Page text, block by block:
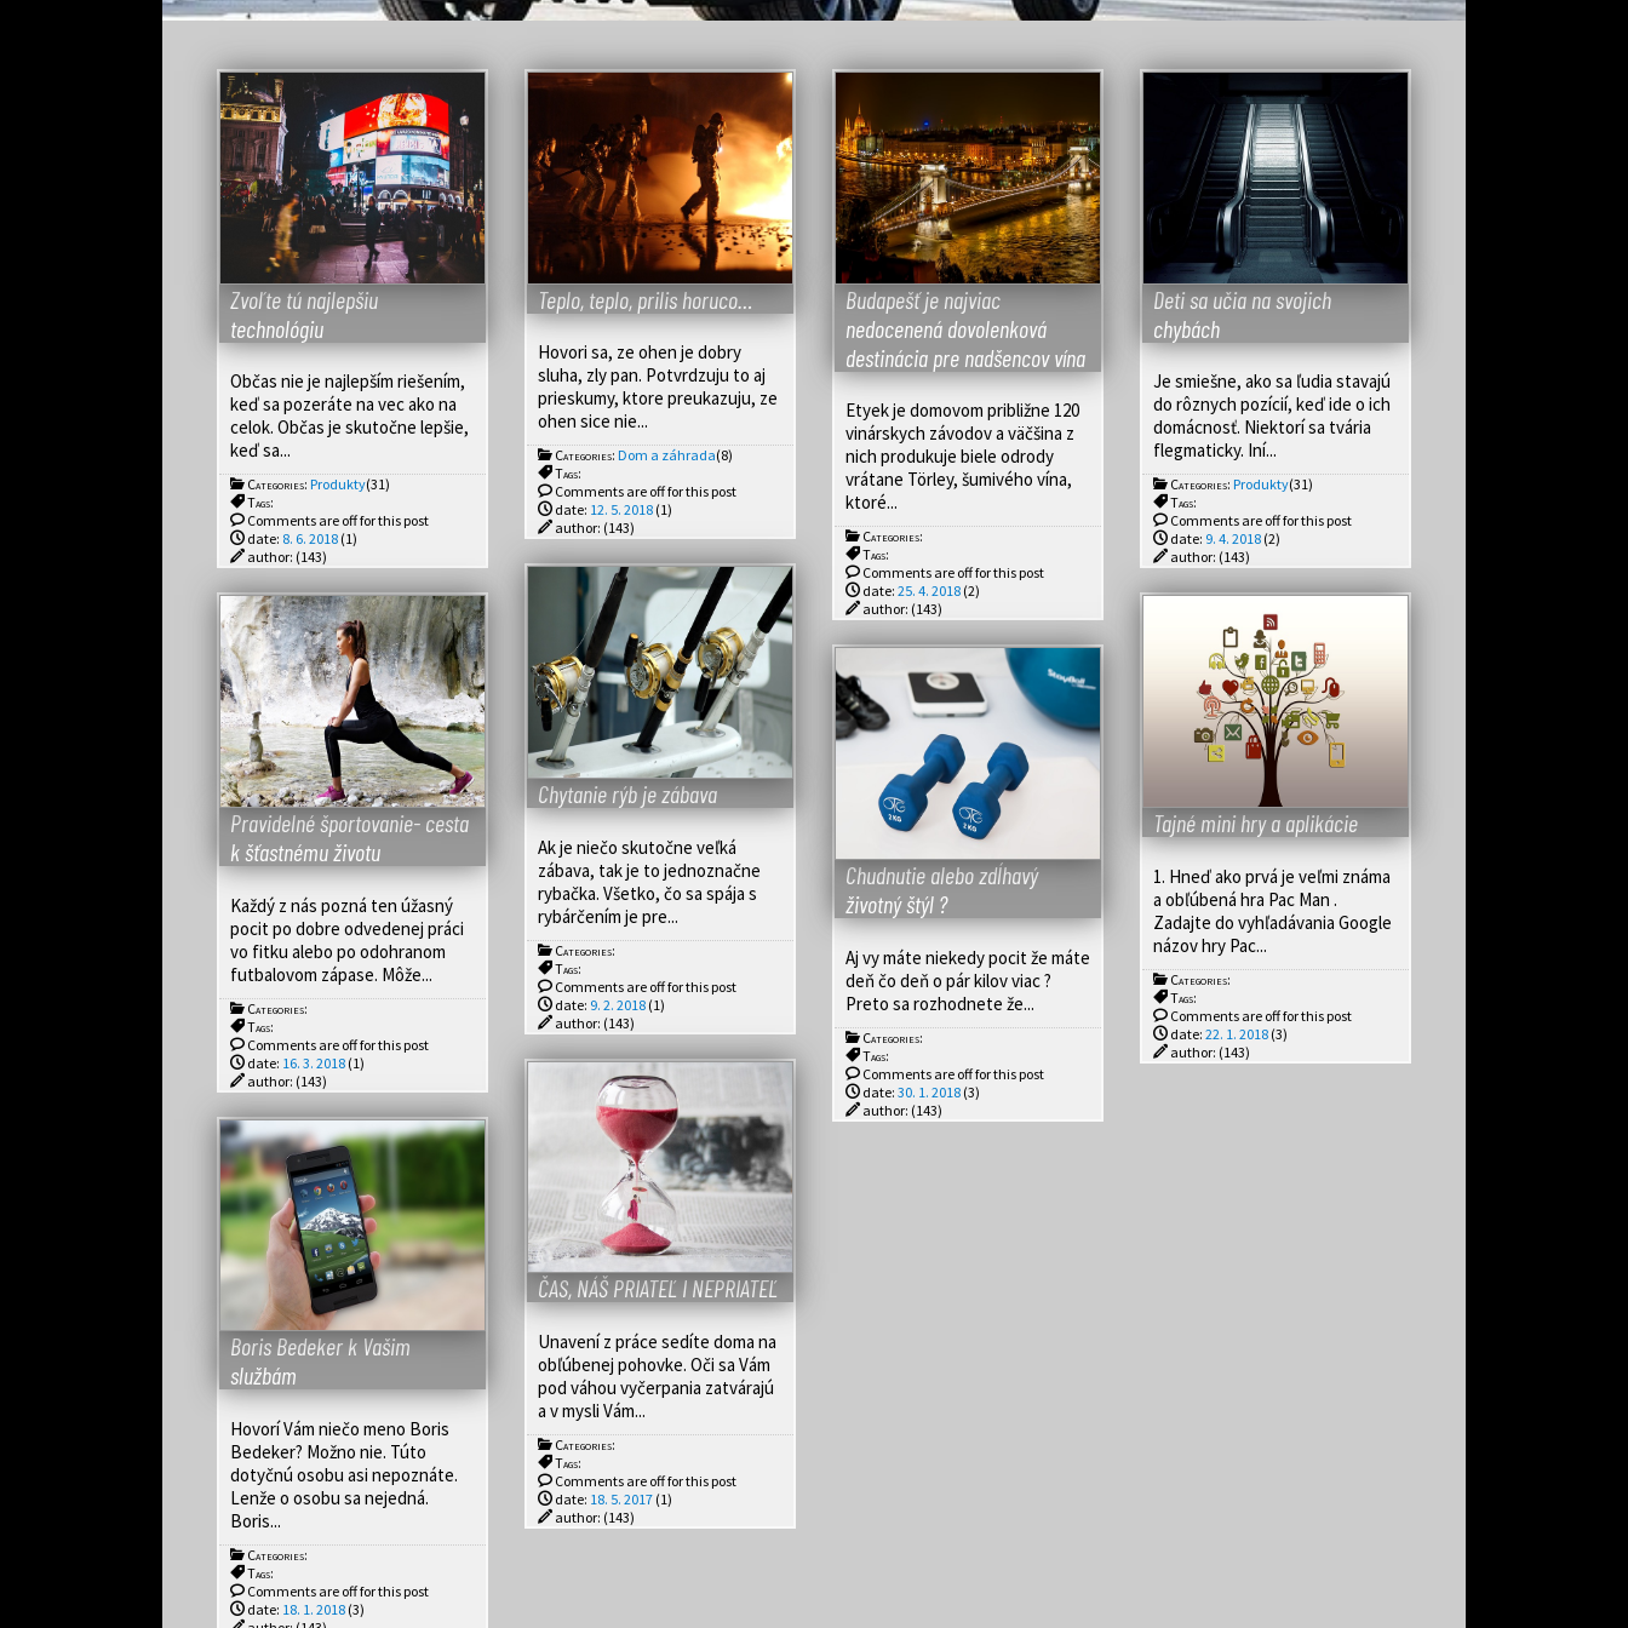
Zvoľte tú najlepšiu
technológiu
Občas nie je najlepším riešením,
keď sa pozeráte na vec ako na
celok. Občas je skutočne lepšie,
keď sa...
Categories: Produkty(31)
Tags:
Comments are off for this post
date: 8. 6. 2018 (1)
author: (143)
Teplo, teplo, prilis horuco…
Hovori sa, ze ohen je dobry
sluha, zly pan. Potvrdzuju to aj
prieskumy, ktore preukazuju, ze
ohen sice nie...
Categories: Dom a záhrada(8)
Tags:
Comments are off for this post
date: 12. 5. 2018(1)
author: (143)
Budapešť je najviac
nedocenená dovolenková
destinácia pre nadšencov vína
Etyek je domovom približne 120
vinárskych závodov a väčšina z
nich produkuje biele odrody
vrátane Törley, šumivého vína,
ktoré...
Categories:
Tags:
Comments are off for this post
date: 25. 4. 2018(2)
author: (143)
Deti sa učia na svojich
chybách
Je smiešne, ako sa ľudia stavajú
do rôznych pozícií, keď ide o ich
domácnosť. Niektorí sa tvária
flegmaticky. Iní...
Categories: Produkty(31)
Tags:
Comments are off for this post
date: 9. 4. 2018(2)
author: (143)
Pravidelné športovanie- cesta
k šťastnému životu
Každý z nás pozná ten úžasný
pocit po dobre odvedenej práci
vo fitku alebo po odohranom
futbalovom zápase. Môže...
Categories:
Tags:
Comments are off for this post
date: 16. 3. 2018 (1)
author: (143)
Chytanie rýb je zábava
Ak je niečo skutočne veľká
zábava, tak je to jednoznačne
rybačka. Všetko, čo sa spája s
rybárčením je pre...
Categories:
Tags:
Comments are off for this post
date: 9. 2. 2018(1)
author: (143)
Chudnutie alebo zdĺhavý
životný štýl ?
Aj vy máte niekedy pocit že máte
deň čo deň o pár kilov viac ?
Preto sa rozhodnete že...
Categories:
Tags:
Comments are off for this post
date: 30. 1. 2018(3)
author: (143)
Tajné mini hry a aplikácie
1. Hneď ako prvá je veľmi známa
a obľúbená hra Pac Man .
Zadajte do vyhľadávania Google
názov hry Pac...
Categories:
Tags:
Comments are off for this post
date: 22. 1. 2018(3)
author: (143)
Boris Bedeker k Vašim
službám
Hovorí Vám niečo meno Boris
Bedeker? Možno nie. Túto
dotyčnú osobu asi nepoznáte.
Lenže o osobu sa nejedná.
Boris...
Categories:
Tags:
Comments are off for this post
date: 18. 1. 2018 (3)
ČAS, NÁŠ PRIATEĽ I NEPRIATEĽ
Unavení z práce sedíte doma na
obľúbenej pohovke. Oči sa Vám
pod váhou vyčerpania zatvárajú
a v mysli Vám...
Categories:
Tags:
Comments are off for this post
date: 18. 5. 2017(1)
author: (143)